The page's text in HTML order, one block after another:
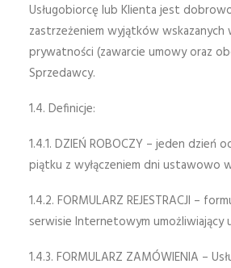
Usługobiorcę lub Klienta jest
zastrzeżeniem wyjątków
prywatności (zawarcie umowy oraz
Sprzedawcy.
1.4. Definicje:
1.4.1. DZIEŃ ROBOCZY – jeden dzień
piątku z wyłączeniem dni ustawowo
1.4.2. FORMULARZ REJESTRACJI –
serwisie Internetowym umożliwiający
1.4.3. FORMULARZ ZAMÓWIENIA –